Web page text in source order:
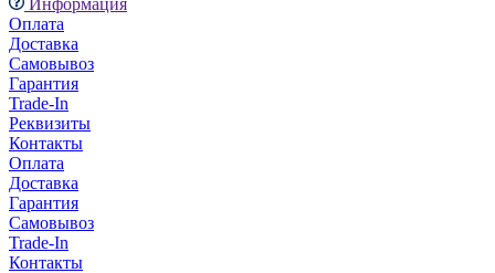
Информация
Оплата
Доставка
Самовывоз
Гарантия
Trade-In
Реквизиты
Контакты
Оплата
Доставка
Гарантия
Самовывоз
Trade-In
Контакты